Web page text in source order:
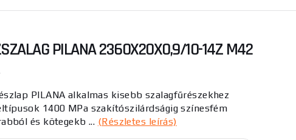
PILANA 2360X20X0,9/10-14Z M42
PILANA alkalmas kisebb szalagfűrészekhez
1400 MPa szakítószilárdságig színesfém
és kötegekb ... (Részletes leírás)